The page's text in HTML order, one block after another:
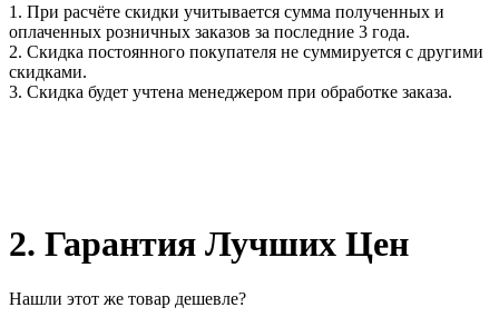
1. При расчёте скидки учитывается сумма полученных и
оплаченных розничных заказов за последние 3 года.
2. Скидка постоянного покупателя не суммируется с другими
скидками.
3. Скидка будет учтена менеджером при обработке заказа.
2. Гарантия Лучших Цен
Нашли этот же товар дешевле?